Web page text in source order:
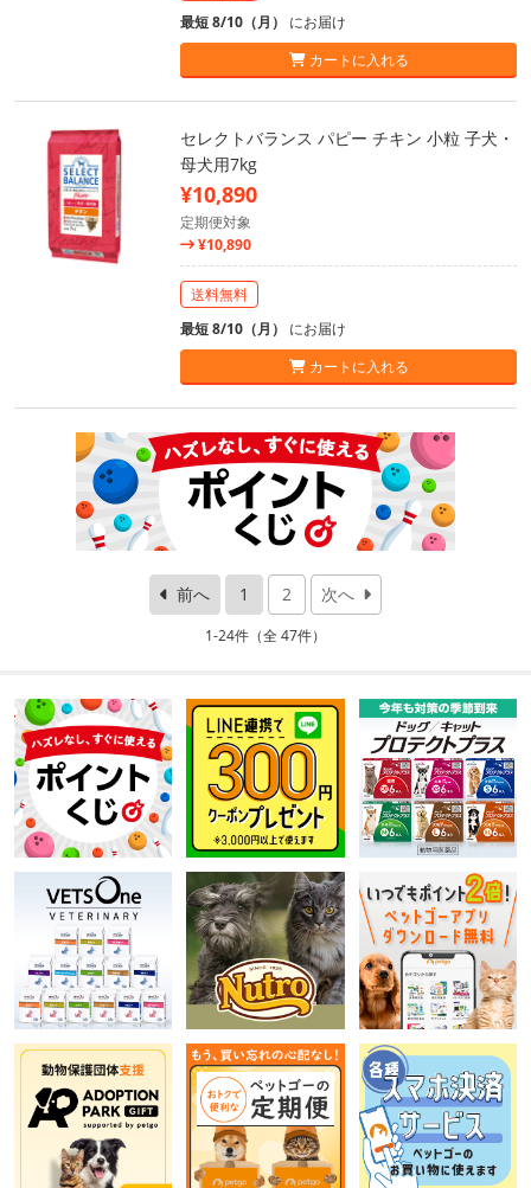
最短 8/10（月） にお届け
カートに入れる
セレクトバランス パピー チキン 小粒 子犬・
母犬用7kg
¥10,890
定期便対象
¥10,890
送料無料
最短 8/10（月） にお届け
カートに入れる
前へ 1 2 次へ
1-24件（全 47件）